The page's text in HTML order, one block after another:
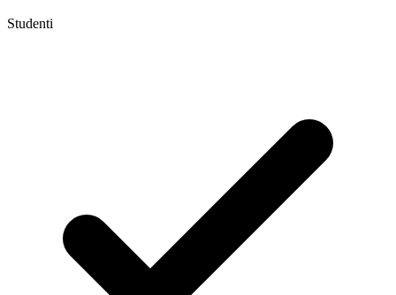
Studenti